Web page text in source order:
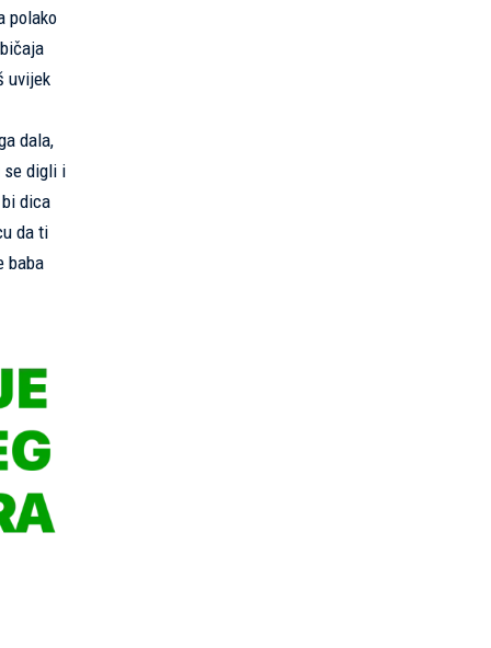
polako
uvijek
dala,
se digli i
dica
da ti
baba